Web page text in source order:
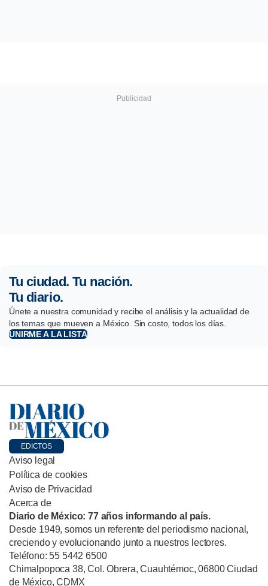
Tu ciudad. Tu nación.
Tu diario.
Únete a nuestra comunidad y recibe el análisis y la actualidad de
los temas que mueven a México. Sin costo, todos los días.
UNIRME A LA LISTA
EDICTOS
Aviso legal
Política de cookies
Aviso de Privacidad
Acerca de
Diario de México: 77 años informando al país.
Desde 1949, somos un referente del periodismo nacional,
creciendo y evolucionando junto a nuestros lectores.
Teléfono: 55 5442 6500
Chimalpopoca 38, Col. Obrera, Cuauhtémoc, 06800 Ciudad
de México, CDMX